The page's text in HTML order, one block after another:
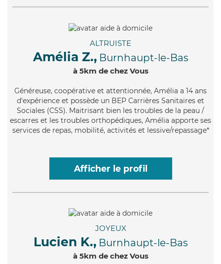
ALTRUISTE
Amélia Z., Burnhaupt-le-Bas
à 5km de chez Vous
Généreuse, coopérative et attentionnée, Amélia a 14 ans
d'expérience et possède un BEP Carrières Sanitaires et
Sociales (CSS). Maitrisant bien les troubles de la peau /
escarres et les troubles orthopédiques, Amélia apporte ses
services de repas, mobilité, activités et lessive/repassage*
Afficher le profil
JOYEUX
Lucien K., Burnhaupt-le-Bas
à 5km de chez Vous